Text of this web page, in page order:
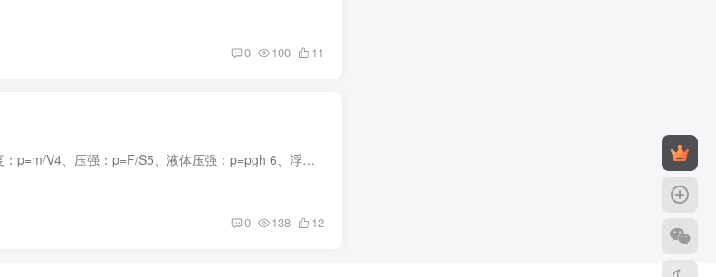
0 100 11
1、速度:V=S/t2、重力：G=mg3、密度：p=m/V4、压强：p=F/S5、液体压强：p=pgh 6、浮力：(1)、F浮=F'-F(压力差)(2)、F浮=G-F(视重力)(3)、F浮=G(漂浮、悬浮)(4)、阿基米德原理：F浮=G排=p液gV排...
0 138 12